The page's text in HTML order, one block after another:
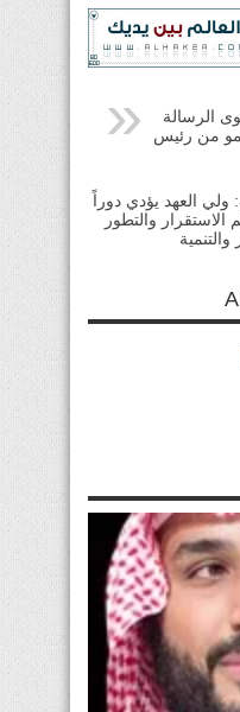
الرسالة
من رئيس
ولي العهد يؤدي دوراً
والتطور